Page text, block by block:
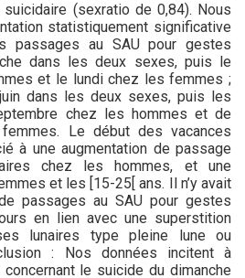
(sexratio de 0,84). Nous
statistiquement significative
passages au SAU pour gestes
dans les deux sexes, puis le
et le lundi chez les femmes ;
dans les deux sexes, puis les
chez les hommes et de
Le début des vacances
à une augmentation de passage
chez les hommes, et une
et les [15-25[ ans. Il n’y avait
passages au SAU pour gestes
en lien avec une superstition
lunaires type pleine lune ou
: Nos données incitent à
le suicide du dimanche